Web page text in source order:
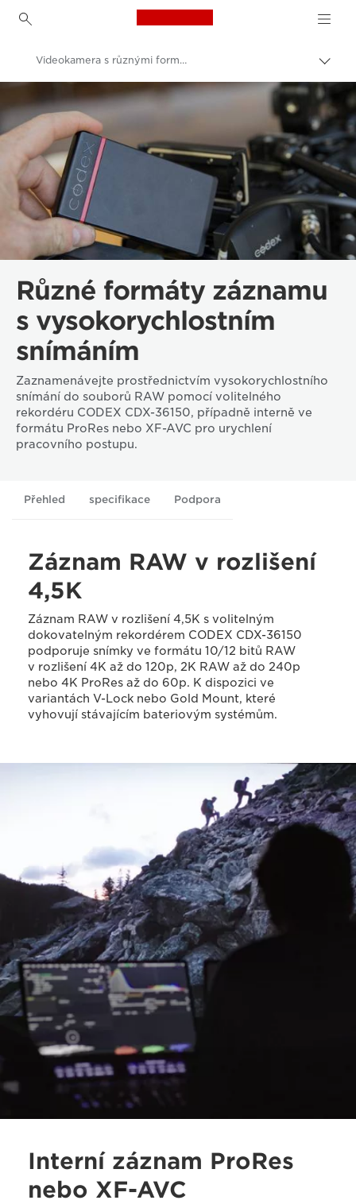
Canon Logo, back to
Videokamery
Videokamera s různými formáty záznamu
Různé formáty záznamu
s vysokorychlostním
snímáním
Zaznamenávejte prostřednictvím vysokorychlostního
snímání do souborů RAW pomocí volitelného
rekordéru CODEX CDX-36150, případně interně ve
formátu ProRes nebo XF-AVC pro urychlení
pracovního postupu.
Přehled specifikace Podpora
Záznam RAW v rozlišení
4,5K
Záznam RAW v rozlišení 4,5K s volitelným
dokovatelným rekordérem CODEX CDX-36150
podporuje snímky ve formátu 10/12 bitů RAW
v rozlišení 4K až do 120p, 2K RAW až do 240p
nebo 4K ProRes až do 60p. K dispozici ve
variantách V-Lock nebo Gold Mount, které
vyhovují stávajícím bateriovým systémům.
Interní záznam ProRes
nebo XF-AVC